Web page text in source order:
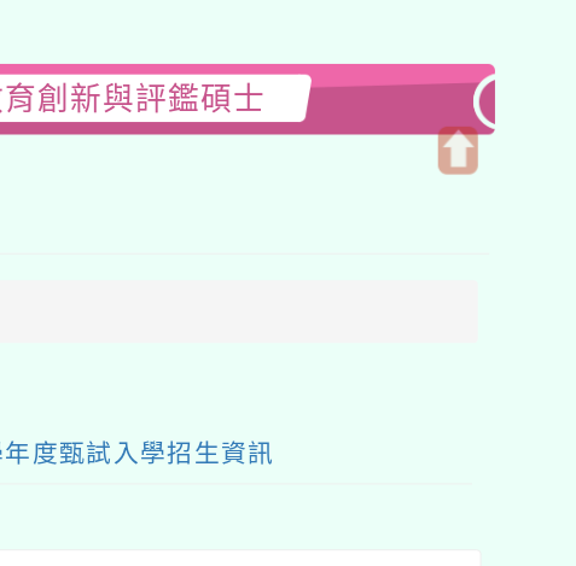
創新與評鑑碩士
度甄試入學招生資訊